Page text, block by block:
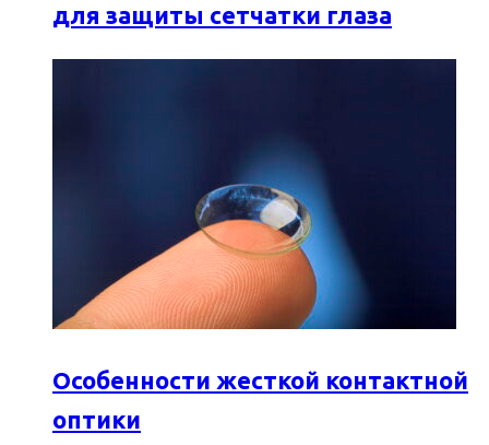
для защиты сетчатки глаза
Особенности жесткой контактной
оптики